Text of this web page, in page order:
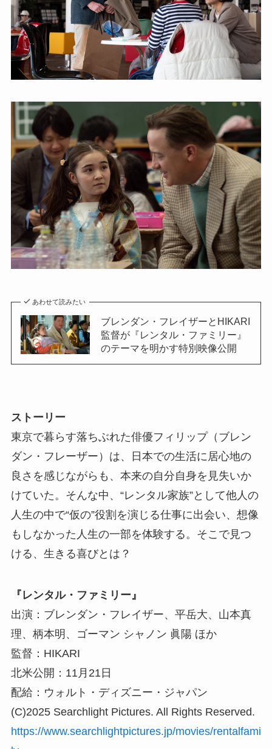
あわせて読みたい
ブレンダン・フレイザーとHIKARI
監督が『レンタル・ファミリー』
のテーマを明かす特別映像公開
ストーリー
東京で暮らす落ちぶれた俳優フィリップ（ブレン
ダン・フレーザー）は、日本での生活に居心地の
良さを感じながらも、本来の自分自身を見失いか
けていた。そんな中、“レンタル家族”として他人の
人生の中で“仮の”役割を演じる仕事に出会い、想像
もしなかった人生の一部を体験する。そこで見つ
ける、生きる喜びとは？
『レンタル・ファミリー』
出演：ブレンダン・フレイザー、平岳大、山本真
理、柄本明、ゴーマン シャノン 眞陽 ほか
監督：HIKARI
北米公開：11月21日
配給：ウォルト・ディズニー・ジャパン
(C)2025 Searchlight Pictures. All Rights Reserved.
https://www.searchlightpictures.jp/movies/rentalfami